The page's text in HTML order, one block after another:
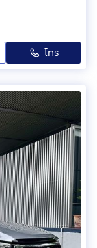
โทร